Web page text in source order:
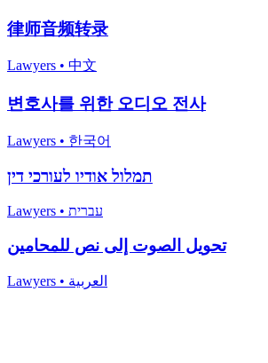
律师音频转录
Lawyers • 中文
변호사를 위한 오디오 전사
Lawyers • 한국어
תמלול אודיו לעורכי דין
Lawyers • עברית
تحويل الصوت إلى نص للمحامين
Lawyers • العربية